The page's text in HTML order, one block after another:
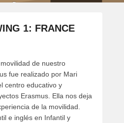
1: FRANCE
de nuestro
fue realizado por Mari
centro educativo y
Erasmus. Ella nos deja
de la movilidad.
e inglés en Infantil y